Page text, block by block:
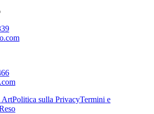
ArtPolitica sulla PrivacyTermini e